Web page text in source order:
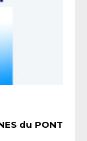
du PONT